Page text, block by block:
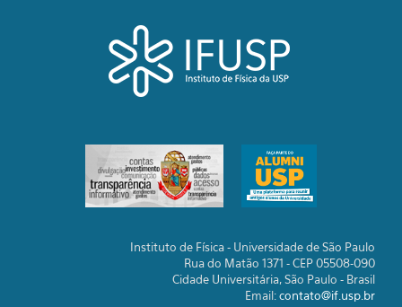
Instituto de Física - Universidade de São Paulo
Rua do Matão 1371 - CEP 05508-090
Cidade Universitária, São Paulo - Brasil
Email:contato@if.usp.br